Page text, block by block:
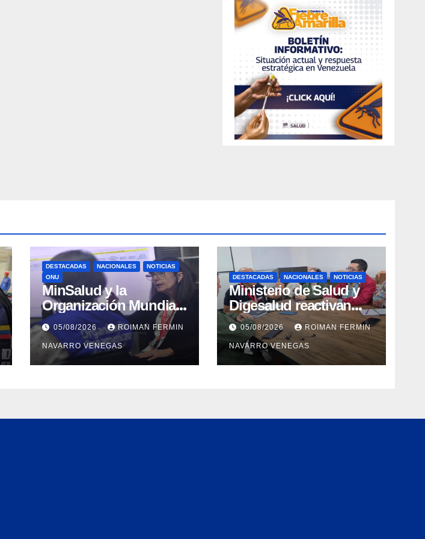
DESTACADAS NACIONALES
NOTICIAS
ONU
MinSalud y la
Organización Mundial
de la Salud evaluaron
propuesta técnica
integral en materia de
agua saneamiento e
05/08/2026 ROIMAN FERMIN
NAVARRO VENEGAS
DESTACADAS NACIONALES NOTICIAS
Ministerio de Salud y
Digesalud reactivan
lazos para la vigilancia
epidemiológica y el
control de
enfermedades
05/08/2026 ROIMAN FERMIN
NAVARRO VENEGAS